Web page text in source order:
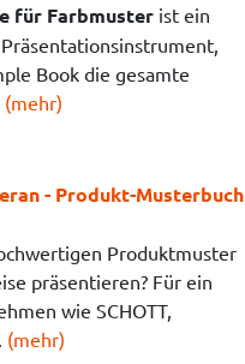
für Farbmusterist ein
Book die gesamte
(mehr)
- Produkt-Musterbuch
Produktmuster
präsentieren? Für ein
wie SCHOTT,
(mehr)